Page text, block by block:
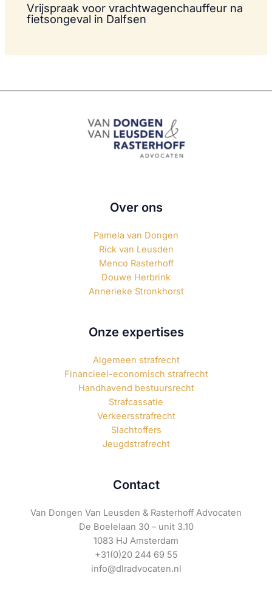
Vrijspraak voor vrachtwagenchauffeur na
fietsongeval in Dalfsen
Over ons
Pamela van Dongen
Rick van Leusden
Menco Rasterhoff
Douwe Herbrink
Annerieke Stronkhorst
Onze expertises
Algemeen strafrecht
Financieel-economisch strafrecht
Handhavend bestuursrecht
Strafcassatie
Verkeersstrafrecht
Slachtoffers
Jeugdstrafrecht
Contact
Van Dongen Van Leusden & Rasterhoff Advocaten
De Boelelaan 30 – unit 3.10
1083 HJ Amsterdam
+31(0)20 244 69 55
info@dlradvocaten.nl